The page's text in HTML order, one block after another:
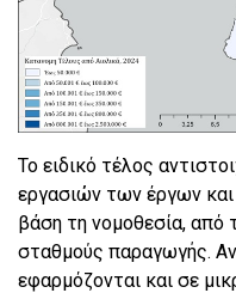
Το ειδικό τέλος
εργασιών των έργων
βάση τη νομοθεσία, από
σταθμούς παραγωγής.
εφαρμόζονται και σε